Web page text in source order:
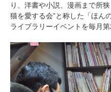
り、洋書や小説、漫画まで所
猫を愛する会”と称した「ほん
ライブラリーイベントを毎月第
PECOアプリを
アプ